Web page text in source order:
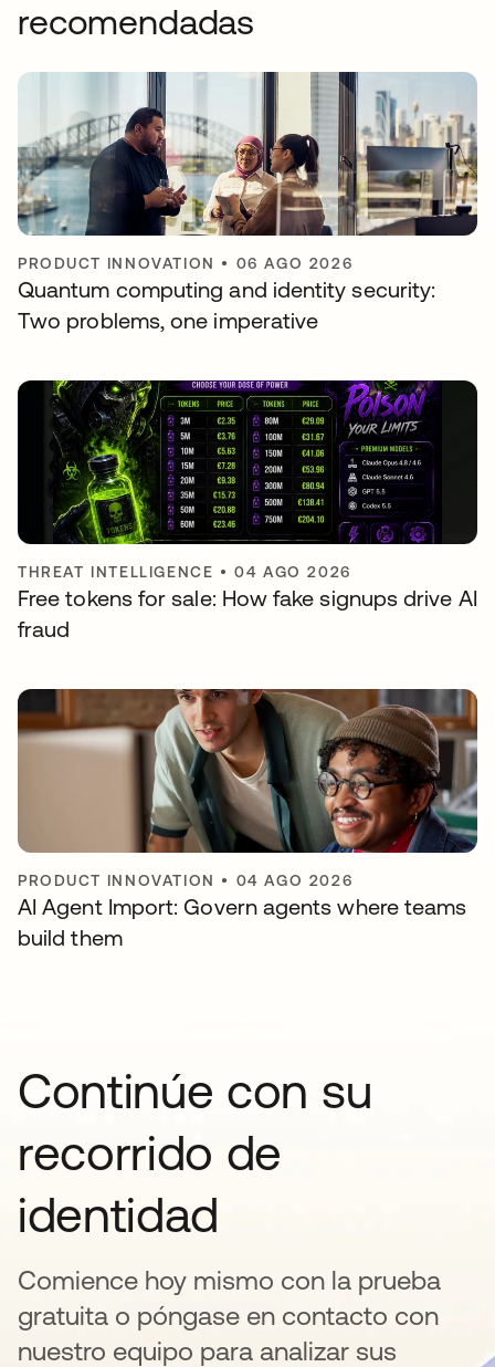
recomendadas
PRODUCT INNOVATION • 06 AGO 2026
Quantum computing and identity security:
Two problems, one imperative
THREAT INTELLIGENCE •04 AGO 2026
Free tokens for sale: How fake signups drive AI
fraud
PRODUCT INNOVATION • 04 AGO 2026
AI Agent Import: Govern agents where teams
build them
Continúe con su
recorrido de
identidad
Comience hoy mismo con la prueba
gratuita o póngase en contacto con
nuestro equipo para analizar sus